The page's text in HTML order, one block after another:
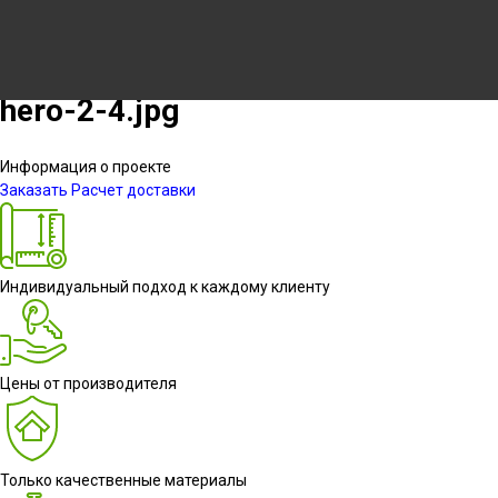
hero-2-4.jpg
Информация о проекте
Заказать Расчет доставки
Индивидуальный подход к каждому клиенту
Цены от производителя
Только качественные материалы